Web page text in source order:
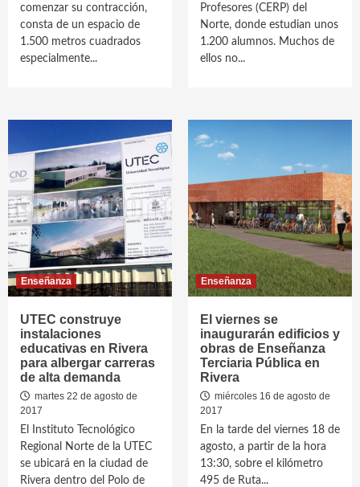
comenzar su contracción,
consta de un espacio de
1.500 metros cuadrados
especialmente...
Profesores (CERP) del
Norte, donde estudian unos
1.200 alumnos. Muchos de
ellos no...
Enseñanza
UTEC construye
instalaciones
educativas en Rivera
para albergar carreras
de alta demanda
martes 22 de agosto de
2017
El Instituto Tecnológico
Regional Norte de la UTEC
se ubicará en la ciudad de
Rivera dentro del Polo de
Enseñanza
El viernes se
inaugurarán edificios y
obras de Enseñanza
Terciaria Pública en
Rivera
miércoles 16 de agosto de
2017
En la tarde del viernes 18 de
agosto, a partir de la hora
13:30, sobre el kilómetro
495 de Ruta...